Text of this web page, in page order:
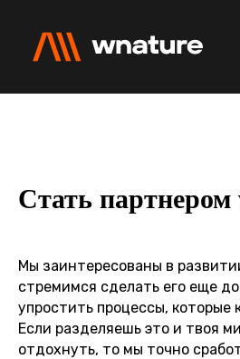
Стать
Мы заинтересованы в
стремимся сделать его еще
упростить процессы,
Если разделяешь это и твоя
отдохнуть, то мы точно